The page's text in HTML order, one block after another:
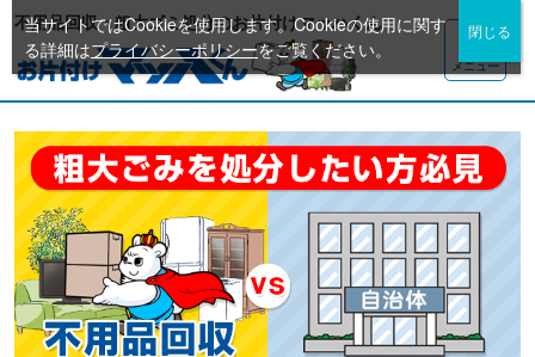
不用品回収・粗大ゴミ処分のお片付けマッハくん
メニュー
当サイトではCookieを使用します。Cookieの使用に関す
る詳細はプライバシーポリシーをご覧ください。